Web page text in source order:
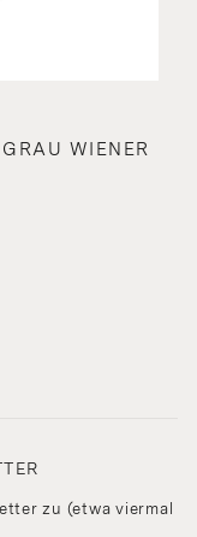
WIENER
zu (etwa viermal